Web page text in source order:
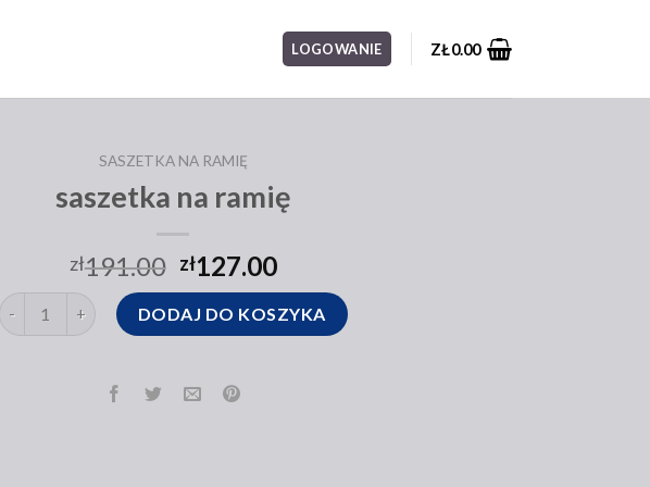
LOGOWANIE ZŁ0.00
SASZETKA NA RAMIĘ
saszetka na ramię
zł191.00 zł127.00
ilość saszetka na ramięDODAJ DO KOSZYKA